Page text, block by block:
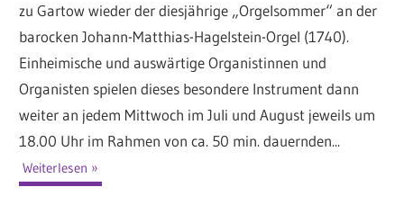
zu Gartow wieder der diesjährige „Orgelsommer“ an der
barocken Johann-Matthias-Hagelstein-Orgel (1740).
Einheimische und auswärtige Organistinnen und
Organisten spielen dieses besondere Instrument dann
weiter an jedem Mittwoch im Juli und August jeweils um
18.00 Uhr im Rahmen von ca. 50 min. dauernden...
Weiterlesen